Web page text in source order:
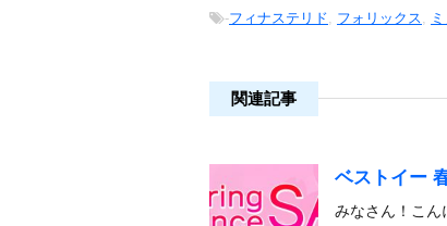
-フィナステリド フォリックス
関連記事
ベストイー
みなさん！こ